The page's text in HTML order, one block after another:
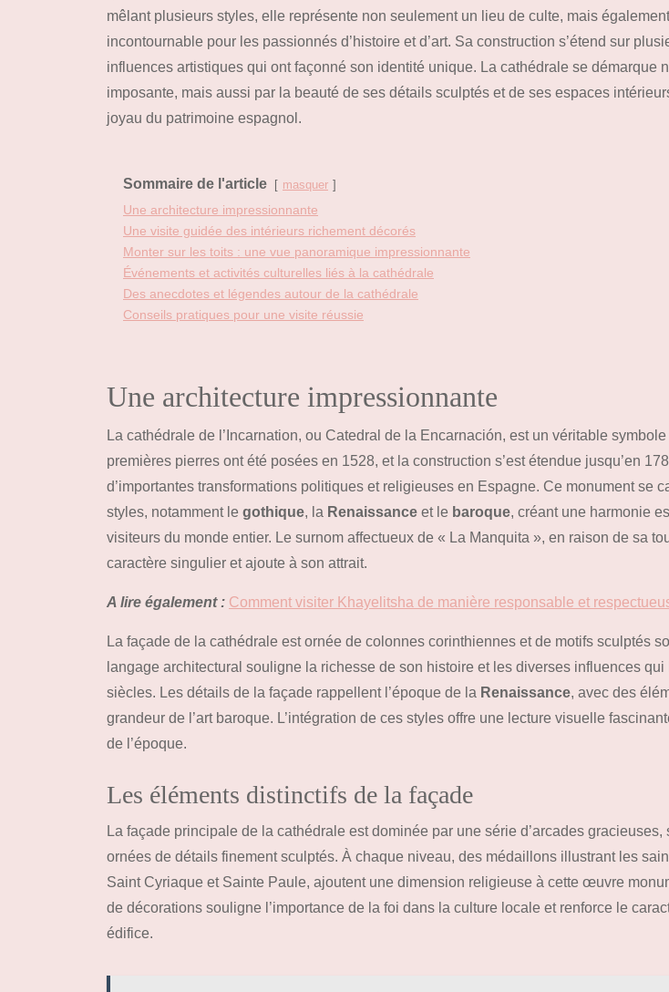
mêlant plusieurs styles, elle représente non seulement un lieu de culte, mais
incontournable pour les passionnés d’histoire et d’art. Sa construction s’étend sur
influences artistiques qui ont façonné son identité unique. La cathédrale se démarque
imposante, mais aussi par la beauté de ses détails sculptés et de ses espaces
joyau du patrimoine espagnol.
Sommaire de l'article masquer
Une architecture impressionnante
Une visite guidée des intérieurs richement décorés
Monter sur les toits : une vue panoramique impressionnante
Événements et activités culturelles liés à la cathédrale
Des anecdotes et légendes autour de la cathédrale
Conseils pratiques pour une visite réussie
Une architecture impressionnante
La cathédrale de l’Incarnation, ou Catedral de la Encarnación, est un véritable
premières pierres ont été posées en 1528, et la construction s’est étendue jusqu’en
d’importantes transformations politiques et religieuses en Espagne. Ce monument se
styles, notamment le gothique, la Renaissance et le baroque, créant une harmonie
visiteurs du monde entier. Le surnom affectueux de « La Manquita », en raison de sa
caractère singulier et ajoute à son attrait.
A lire également : Comment visiter Khayelitsha de manière responsable et
La façade de la cathédrale est ornée de colonnes corinthiennes et de motifs sculptés
langage architectural souligne la richesse de son histoire et les diverses influences qui
siècles. Les détails de la façade rappellent l’époque de la Renaissance, avec des
grandeur de l’art baroque. L’intégration de ces styles offre une lecture visuelle
de l’époque.
Les éléments distinctifs de la façade
La façade principale de la cathédrale est dominée par une série d’arcades
ornées de détails finement sculptés. À chaque niveau, des médaillons illustrant les
Saint Cyriaque et Sainte Paule, ajoutent une dimension religieuse à cette œuvre
de décorations souligne l’importance de la foi dans la culture locale et renforce le
édifice.